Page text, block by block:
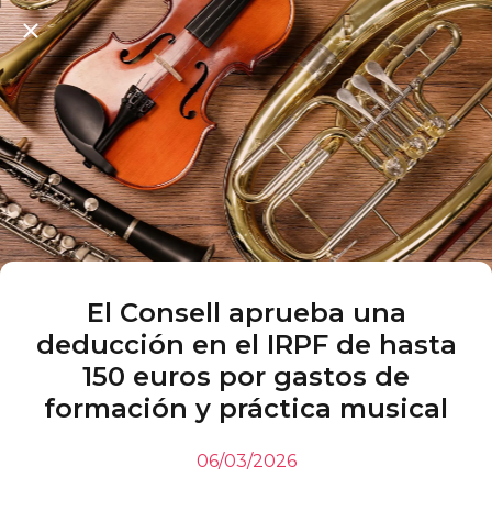
El Consell aprueba una
deducción en el IRPF de hasta
150 euros por gastos de
formación y práctica musical
06/03/2026